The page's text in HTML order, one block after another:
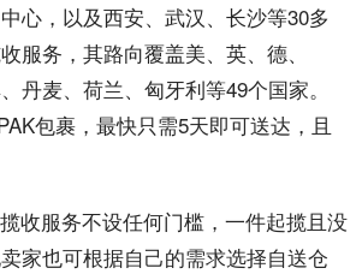
心，以及西安、武汉、长沙等30多
服务，其路向覆盖美、英、德、
丹麦、荷兰、匈牙利等49个国家。
包裹，最快只需5天即可送达，且
收服务不设任何门槛，一件起揽且没
家也可根据自己的需求选择自送仓